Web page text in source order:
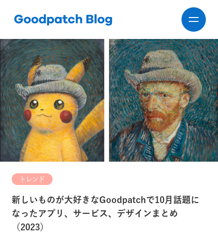
トレンド
新しいものが大好きなGoodpatchで10月話題に
なったアプリ、サービス、デザインまとめ
（2023）